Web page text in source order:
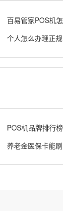
百易管家POS机